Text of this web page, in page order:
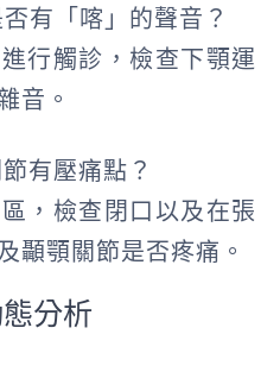
有「喀」的聲音？
行觸診，檢查下顎運
音。
有壓痛點？
，檢查閉口以及在張
顳顎關節是否疼痛。
分析